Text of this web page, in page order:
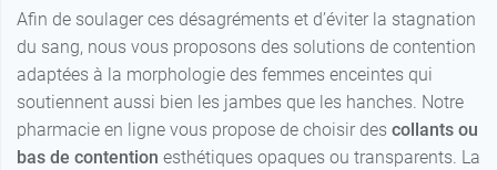
4 - Long -
Losanges noir 29,99 €
1 - Normal -
Beige naturel
29,99 €
1 - Long -
Beige naturel
29,99 €
Afin de soulager ces désagréments et d’éviter la stagnation
du sang, nous vous proposons des solutions de contention
adaptées à la morphologie des femmes enceintes qui
soutiennent aussi bien les jambes que les hanches. Notre
pharmacie en ligne vous propose de choisir des collants ou
bas de contention esthétiques opaques ou transparents. La